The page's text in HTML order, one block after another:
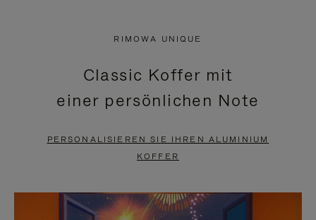
PAUSIERT,
BITTE
DRÜCKEN
KLICKEN
SIE
ZUM
AUFHEBEN
STUMMSCHALTUNG
RIMOWA UNIQUE
Classic Koffer mit
einer persönlichen Note
PERSONALISIEREN SIE IHREN ALUMINIUM
KOFFER